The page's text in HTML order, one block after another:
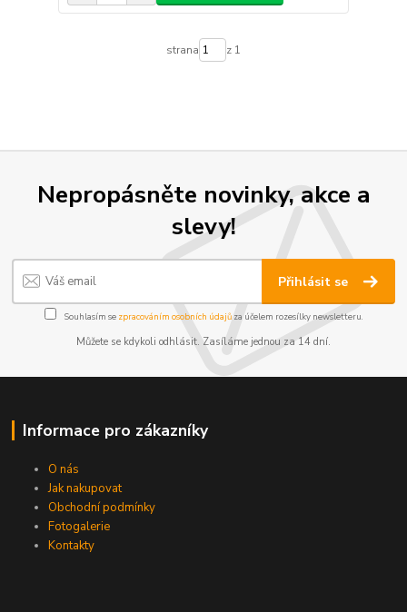
strana z 1
Nepropásněte novinky, akce a
slevy!
Přihlásit se
Souhlasím se zpracováním osobních údajůza účelem rozesílky newsletteru.
Můžete se kdykoli odhlásit. Zasíláme jednou za 14 dní.
Informace pro zákazníky
O nás
Jak nakupovat
Obchodní podmínky
Fotogalerie
Kontakty